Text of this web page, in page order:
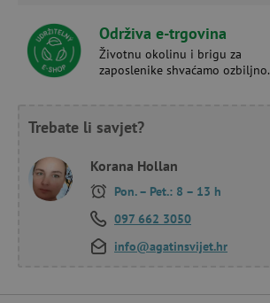
Održiva e-trgovina
Životnu okolinu i brigu za
zaposlenike shvaćamo ozbiljno.
Trebate li savjet?
Korana Hollan
Pon. – Pet.: 8 – 13 h
097 662 3050
info@agatinsvijet.hr